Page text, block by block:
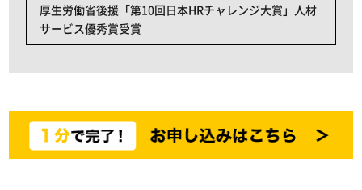
厚生労働省後援「第10回日本HRチャレンジ大賞」人材
サービス優秀賞受賞